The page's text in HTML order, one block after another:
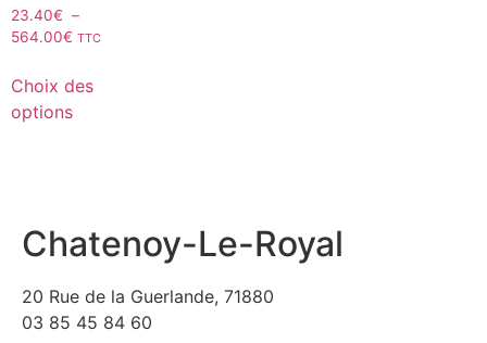
23.40€ –
564.00€ TTC
Choix des
options
Chatenoy-Le-Royal
20 Rue de la Guerlande, 71880
03 85 45 84 60